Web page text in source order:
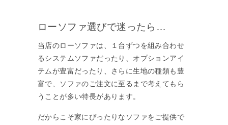
ローソファ選びで迷ったら…
当店のローソファは、１台ずつを組み合わせ
るシステムソファだったり、オプションアイ
テムが豊富だったり、さらに生地の種類も豊
富で、ソファのご注文に至るまで考えてもら
うことが多い特長があります。
だからこそ家にぴったりなソファをご提供で